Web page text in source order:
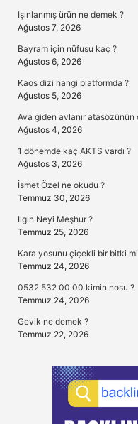
Işınlanmış ürün ne demek ?
Ağustos 7, 2026
Bayram için nüfusu kaç ?
Ağustos 6, 2026
Kaos dizi hangi platformda ?
Ağustos 5, 2026
Ava giden avlanır atasözünün
Ağustos 4, 2026
1 dönemde kaç AKTS vardı ?
Ağustos 3, 2026
İsmet Özel ne okudu ?
Temmuz 30, 2026
Ilgın Neyi Meşhur ?
Temmuz 25, 2026
Kara yosunu çiçekli bir bitki
Temmuz 24, 2026
0532 532 00 00 kimin nosu ?
Temmuz 24, 2026
Gevik ne demek ?
Temmuz 22, 2026